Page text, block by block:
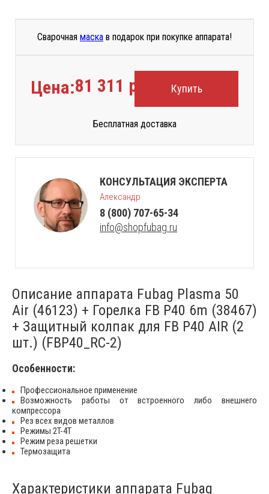
Сварочная маска в подарок при покупке аппарата!
Цена:81 311 руб.
Бесплатная доставка
Купить
КОНСУЛЬТАЦИЯ ЭКСПЕРТА
Александр
8 (800) 707-65-34
info@shopfubag.ru
Описание аппарата Fubag Plasma 50
Air (46123) + Горелка FB P40 6m (38467)
+ Защитный колпак для FB P40 AIR (2
шт.) (FBP40_RC-2)
Особенности:
Профессиональное применение
Возможность работы от встроенного либо внешнего
компрессора
Рез всех видов металлов
Режимы 2T-4T
Режим реза решетки
Термозащита
Характеристики аппарата Fubag